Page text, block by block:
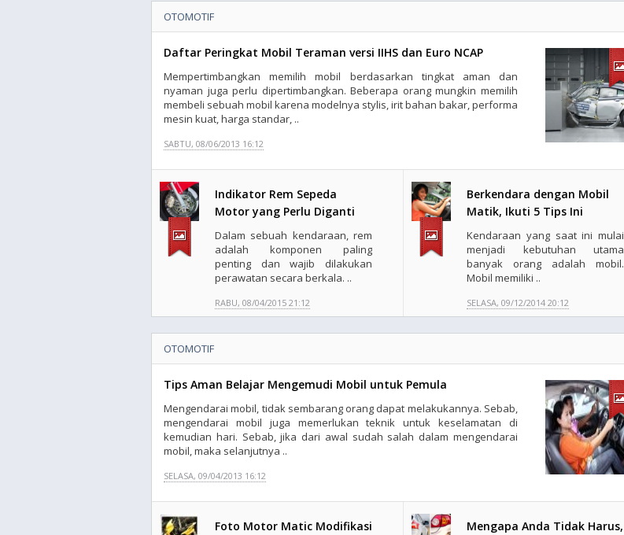
OTOMOTIF
Daftar Peringkat Mobil Teraman versi IIHS dan Euro NCAP
Mempertimbangkan memilih mobil berdasarkan tingkat aman dan
nyaman juga perlu dipertimbangkan. Beberapa orang mungkin memilih
membeli sebuah mobil karena modelnya stylis, irit bahan bakar, performa
mesin kuat, harga standar, ..
SABTU, 08/06/2013 16:12
Indikator Rem Sepeda
Motor yang Perlu Diganti
Dalam sebuah kendaraan, rem
adalah komponen paling
penting dan wajib dilakukan
perawatan secara berkala. ..
RABU, 08/04/2015 21:12
Berkendara dengan Mobil
Matik, Ikuti 5 Tips Ini
Kendaraan yang saat ini mulai
menjadi kebutuhan utama
banyak orang adalah mobil.
Mobil memiliki ..
SELASA, 09/12/2014 20:12
OTOMOTIF
Tips Aman Belajar Mengemudi Mobil untuk Pemula
Mengendarai mobil, tidak sembarang orang dapat melakukannya. Sebab,
mengendarai mobil juga memerlukan teknik untuk keselamatan di
kemudian hari. Sebab, jika dari awal sudah salah dalam mengendarai
mobil, maka selanjutnya ..
SELASA, 09/04/2013 16:12
Foto Motor Matic Modifikasi
Mengapa Anda Tidak Harus,